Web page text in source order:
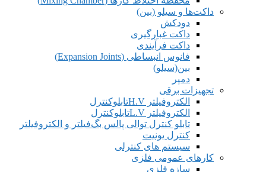
داکت‌ها و سیلو (بین)
دودکش
داکت غبارگیری
داکت فرآیندی
فانوس انبساطی (Expansion Joints)
بین(سیلو)
دمپر
تجهیزات برقی
الکتروفیلتر H.Vتابلوکنترل
الکتروفیلتر L.Vتابلوکنترل
تابلو کنترل توالی پالس بگ‌فیلتر و الکتروفیلتر
کنترل یونیت
سیستم های کنترلی
کارهای عمومی فلزی
سازه فلزی